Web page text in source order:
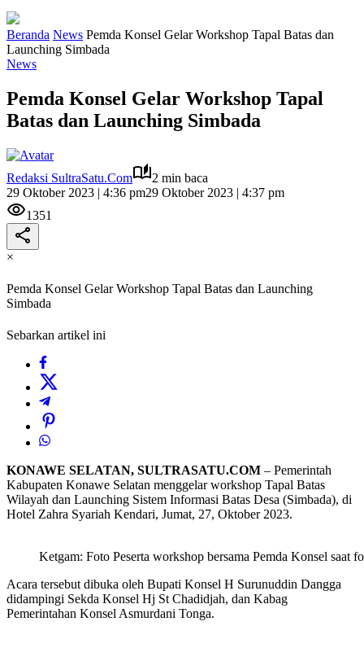
Beranda News Pemda Konsel Gelar Workshop Tapal Batas dan
Launching Simbada
News
Pemda Konsel Gelar Workshop Tapal
Batas dan Launching Simbada
Redaksi SultraSatu.Com
2 min baca
29 Oktober 2023 | 4:36 pm29 Oktober 2023 | 4:37 pm
1351
×
Pemda Konsel Gelar Workshop Tapal Batas dan Launching
Simbada
Sebarkan artikel ini
KONAWE SELATAN, SULTRASATU.COM – Pemerintah
Kabupaten Konawe Selatan menggelar workshop Tapal Batas
Wilayah dan Launching Sistem Informasi Batas Desa (Simbada), di
Hotel Zahra Syariah Kendari, Jumat, 27, Oktober 2023.
Ketgam: Foto Peserta workshop bersama Pemda Konsel saat
Acara tersebut dibuka oleh Bupati Konsel H Surunuddin Dangga
didampingi Sekda Konsel Hj St Chadidjah, dan Kabag
Pemerintahan Konsel Asmurdani Tonga.